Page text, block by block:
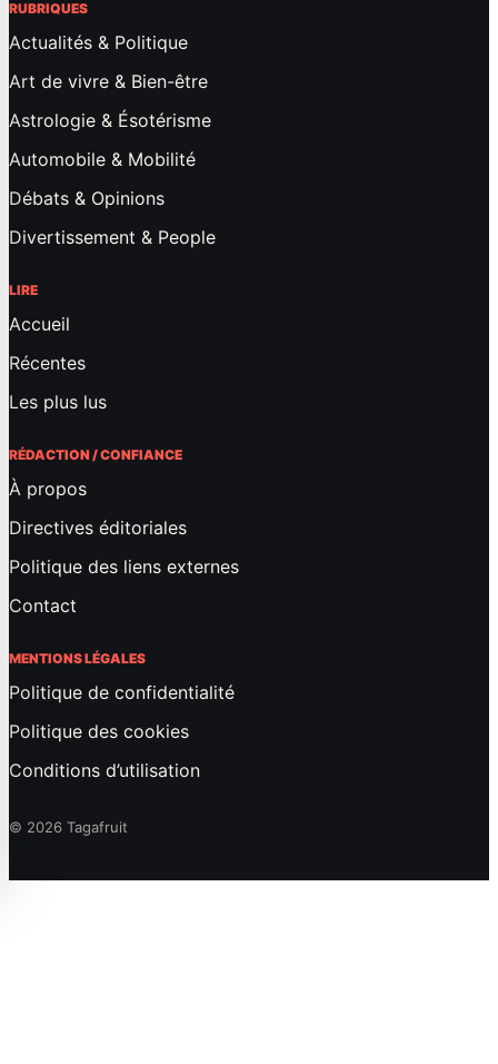
RUBRIQUES
Actualités & Politique
Art de vivre & Bien-être
Astrologie & Ésotérisme
Automobile & Mobilité
Débats & Opinions
Divertissement & People
LIRE
Accueil
Récentes
Les plus lus
RÉDACTION / CONFIANCE
À propos
Directives éditoriales
Politique des liens externes
Contact
MENTIONS LÉGALES
Politique de confidentialité
Politique des cookies
Conditions d’utilisation
© 2026 Tagafruit